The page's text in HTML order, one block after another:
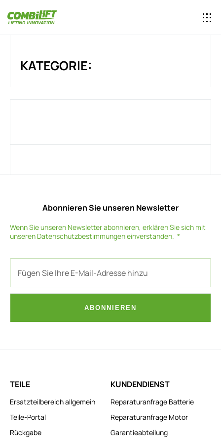
KATEGORIE:
Abonnieren Sie unseren Newsletter
Wenn Sie unseren Newsletter abonnieren, erklären Sie sich mit
unseren Datenschutzbestimmungeneinverstanden.
ABONNIEREN
TEILE
Ersatzteilbereich allgemein
Teile-Portal
Rückgabe
KUNDENDIENST
Reparaturanfrage Batterie
Reparaturanfrage Motor
Garantieabteilung